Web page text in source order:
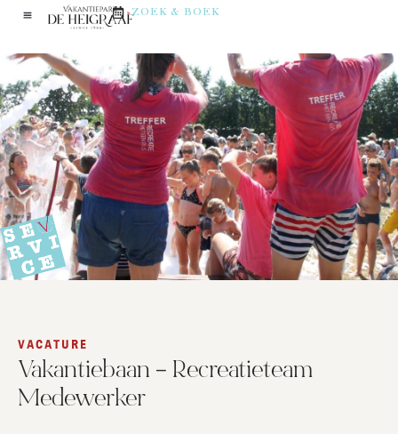
ZOEK & BOEK
VACATURE
Vakantiebaan – Recreatieteam
Medewerker